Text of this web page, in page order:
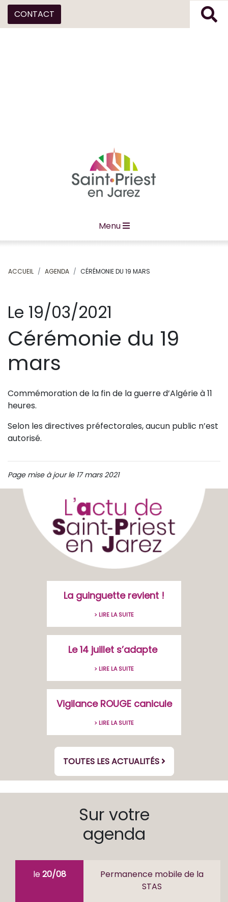
CONTACT
Menu
ACCUEIL AGENDA CÉRÉMONIE DU 19 MARS
Le 19/03/2021
Cérémonie du 19
mars
Commémoration de la fin de la guerre d’Algérie à 11
heures.
Selon les directives préfectorales, aucun public n’est
autorisé.
Page mise à jour le 17 mars 2021
La guinguette revient !
> LIRE LA SUITE
Le 14 juillet s’adapte
> LIRE LA SUITE
Vigilance ROUGE canicule
> LIRE LA SUITE
TOUTES LES ACTUALITÉS
Sur votre
agenda
le20/08
Permanence mobile de la
STAS